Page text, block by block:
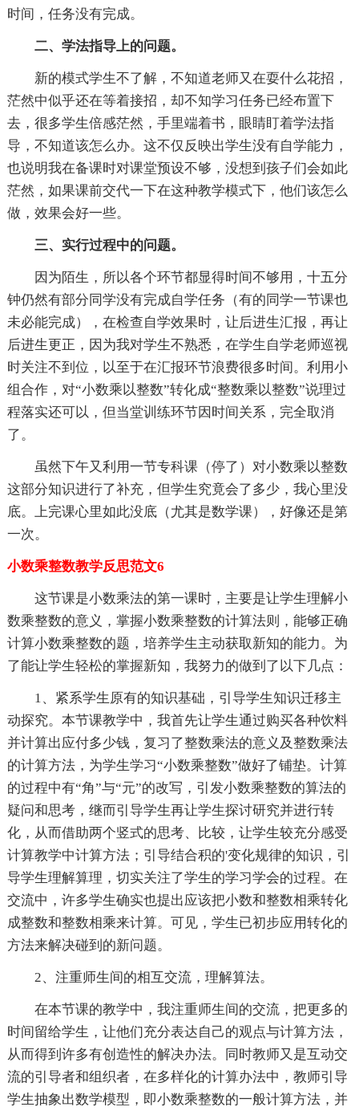
时间，任务没有完成。
二、学法指导上的问题。
新的模式学生不了解，不知道老师又在耍什么花招，
茫然中似乎还在等着接招，却不知学习任务已经布置下
去，很多学生倍感茫然，手里端着书，眼睛盯着学法指
导，不知道该怎么办。这不仅反映出学生没有自学能力，
也说明我在备课时对课堂预设不够，没想到孩子们会如此
茫然，如果课前交代一下在这种教学模式下，他们该怎么
做，效果会好一些。
三、实行过程中的问题。
因为陌生，所以各个环节都显得时间不够用，十五分
钟仍然有部分同学没有完成自学任务（有的同学一节课也
未必能完成），在检查自学效果时，让后进生汇报，再让
后进生更正，因为我对学生不熟悉，在学生自学老师巡视
时关注不到位，以至于在汇报环节浪费很多时间。利用小
组合作，对“小数乘以整数”转化成“整数乘以整数”说理过
程落实还可以，但当堂训练环节因时间关系，完全取消
了。
虽然下午又利用一节专科课（停了）对小数乘以整数
这部分知识进行了补充，但学生究竟会了多少，我心里没
底。上完课心里如此没底（尤其是数学课），好像还是第
一次。
小数乘整数教学反思范文6
这节课是小数乘法的第一课时，主要是让学生理解小
数乘整数的意义，掌握小数乘整数的计算法则，能够正确
计算小数乘整数的题，培养学生主动获取新知的能力。为
了能让学生轻松的掌握新知，我努力的做到了以下几点：
1、紧系学生原有的知识基础，引导学生知识迁移主
动探究。本节课教学中，我首先让学生通过购买各种饮料
并计算出应付多少钱，复习了整数乘法的意义及整数乘法
的计算方法，为学生学习“小数乘整数”做好了铺垫。计算
的过程中有“角”与“元”的改写，引发小数乘整数的算法的
疑问和思考，继而引导学生再让学生探讨研究并进行转
化，从而借助两个竖式的思考、比较，让学生较充分感受
计算教学中计算方法；引导结合积的'变化规律的知识，引
导学生理解算理，切实关注了学生的学习学会的过程。在
交流中，许多学生确实也提出应该把小数和整数相乘转化
成整数和整数相乘来计算。可见，学生已初步应用转化的
方法来解决碰到的新问题。
2、注重师生间的相互交流，理解算法。
在本节课的教学中，我注重师生间的交流，把更多的
时间留给学生，让他们充分表达自己的观点与计算方法，
从而得到许多有创造性的解决办法。同时教师又是互动交
流的引导者和组织者，在多样化的计算办法中，教师引导
学生抽象出数学模型，即小数乘整数的一般计算方法，并